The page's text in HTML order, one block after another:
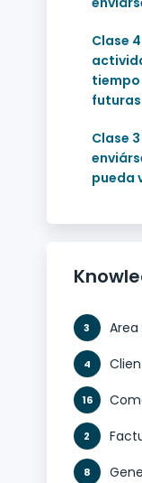
3
4
16
2
8
Clase
tiempo
Clase
pueda